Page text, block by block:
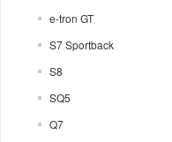
e-tron GT
S7 Sportback
S8
SQ5
Q7